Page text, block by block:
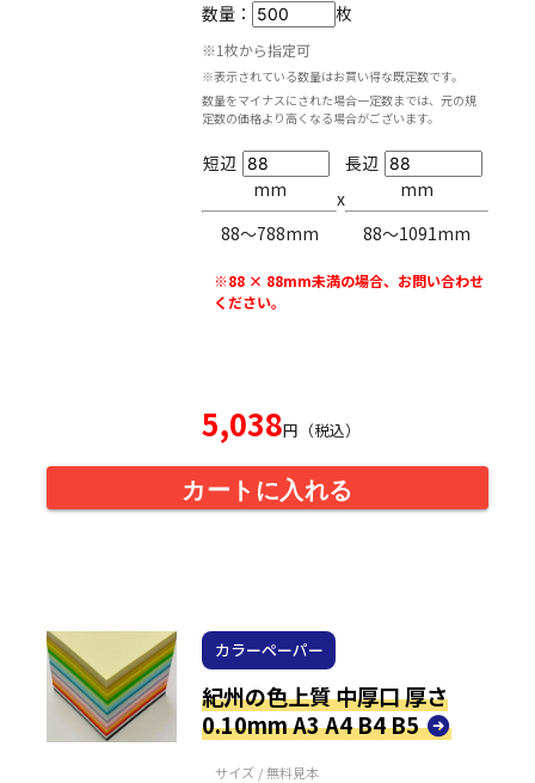
数量：
枚
※1枚から指定可
※表示されている数量はお買い得な既定数です。
数量をマイナスにされた場合一定数までは、元の規
定数の価格より高くなる場合がございます。
短辺
mm
88〜788mm
x
長辺
mm
88〜1091mm
※88 × 88mm未満の場合、お問い合わせ
ください。
5,038円（税込）
カートに入れる
カラーペーパー
紀州の色上質 中厚口 厚さ
0.10mm A3 A4 B4 B5
サイズ / 無料見本